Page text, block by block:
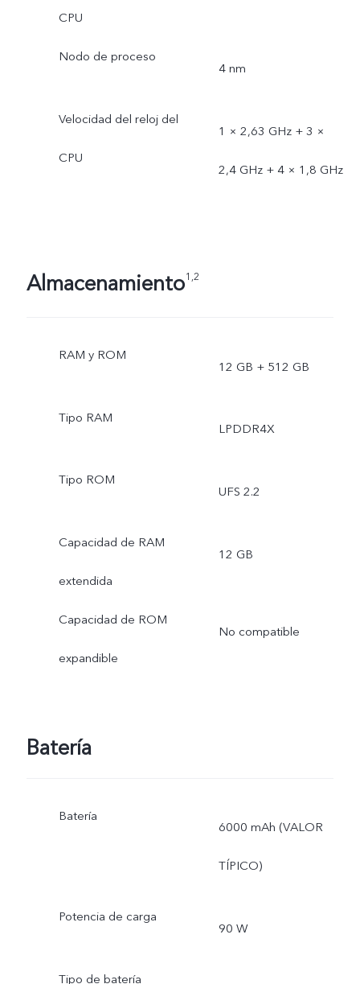
CPU
Nodo de proceso
4 nm
Velocidad del reloj del
CPU
1 × 2,63 GHz + 3 ×
2,4 GHz + 4 × 1,8 GHz
Almacenamiento1,2
RAM y ROM
12 GB + 512 GB
Tipo RAM
LPDDR4X
Tipo ROM
UFS 2.2
Capacidad de RAM
extendida
12 GB
Capacidad de ROM
expandible
No compatible
Batería
Batería
6000 mAh (VALOR
TÍPICO)
Potencia de carga
90 W
Tipo de batería